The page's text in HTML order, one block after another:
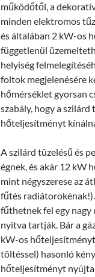
működőtől, a
minden elektromos
és általában 2 kW-os
függetlenül
helyiség
foltok megjelenésére
hőmérséklet gyorsan
szabály, hogy a
hőteljesítményt
A szilárd tüzelésű és
égnek, és akár 12 kW
mint négyszerese az
fűtés
fűthetnek fel egy
nyitva tartják. Bár a
kW-os
töltéssel) hasonló
hőteljesítményt